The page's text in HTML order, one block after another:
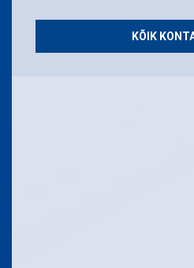
KÕIK